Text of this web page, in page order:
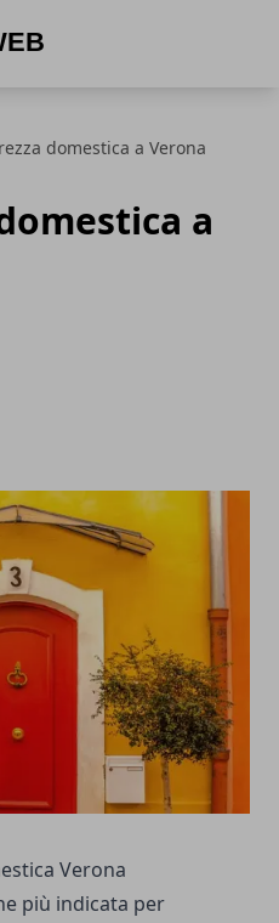
domestica a Verona
a
Verona
più indicata per